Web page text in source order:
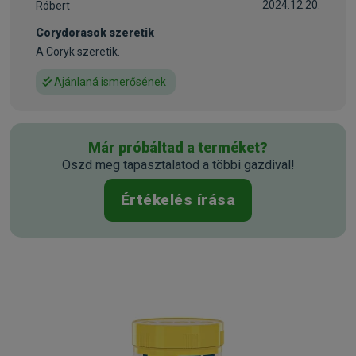
Már próbáltad a terméket?
Oszd meg tapasztalatod a többi gazdival!
Értékelés írása
Róbert
2024.12.20.
Corydorasok szeretik
A Coryk szeretik.
Ajánlaná ismerősének